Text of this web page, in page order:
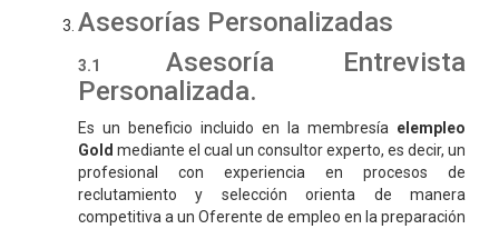
Asesorías Personalizadas
Asesoría Entrevista
Personalizada.
Es un beneficio incluido en la membresía elempleo
Gold mediante el cual un consultor experto, es decir, un
profesional con experiencia en procesos de
reclutamiento y selección orienta de manera
competitiva a un Oferente de empleo en la preparación